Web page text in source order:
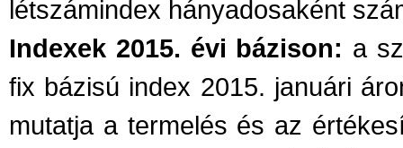
létszámindex hányadosaként
Indexek 2015. évi bázison: a
fix bázisú index 2015. januári
mutatja a termelés és az